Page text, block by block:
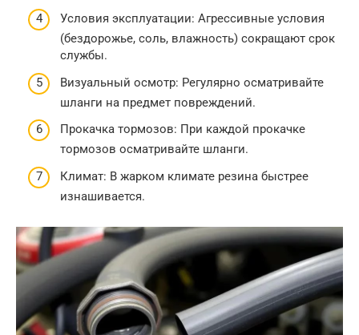
Условия эксплуатации: Агрессивные условия
(бездорожье, соль, влажность) сокращают срок
службы.
Визуальный осмотр: Регулярно осматривайте
шланги на предмет повреждений.
Прокачка тормозов: При каждой прокачке
тормозов осматривайте шланги.
Климат: В жарком климате резина быстрее
изнашивается.